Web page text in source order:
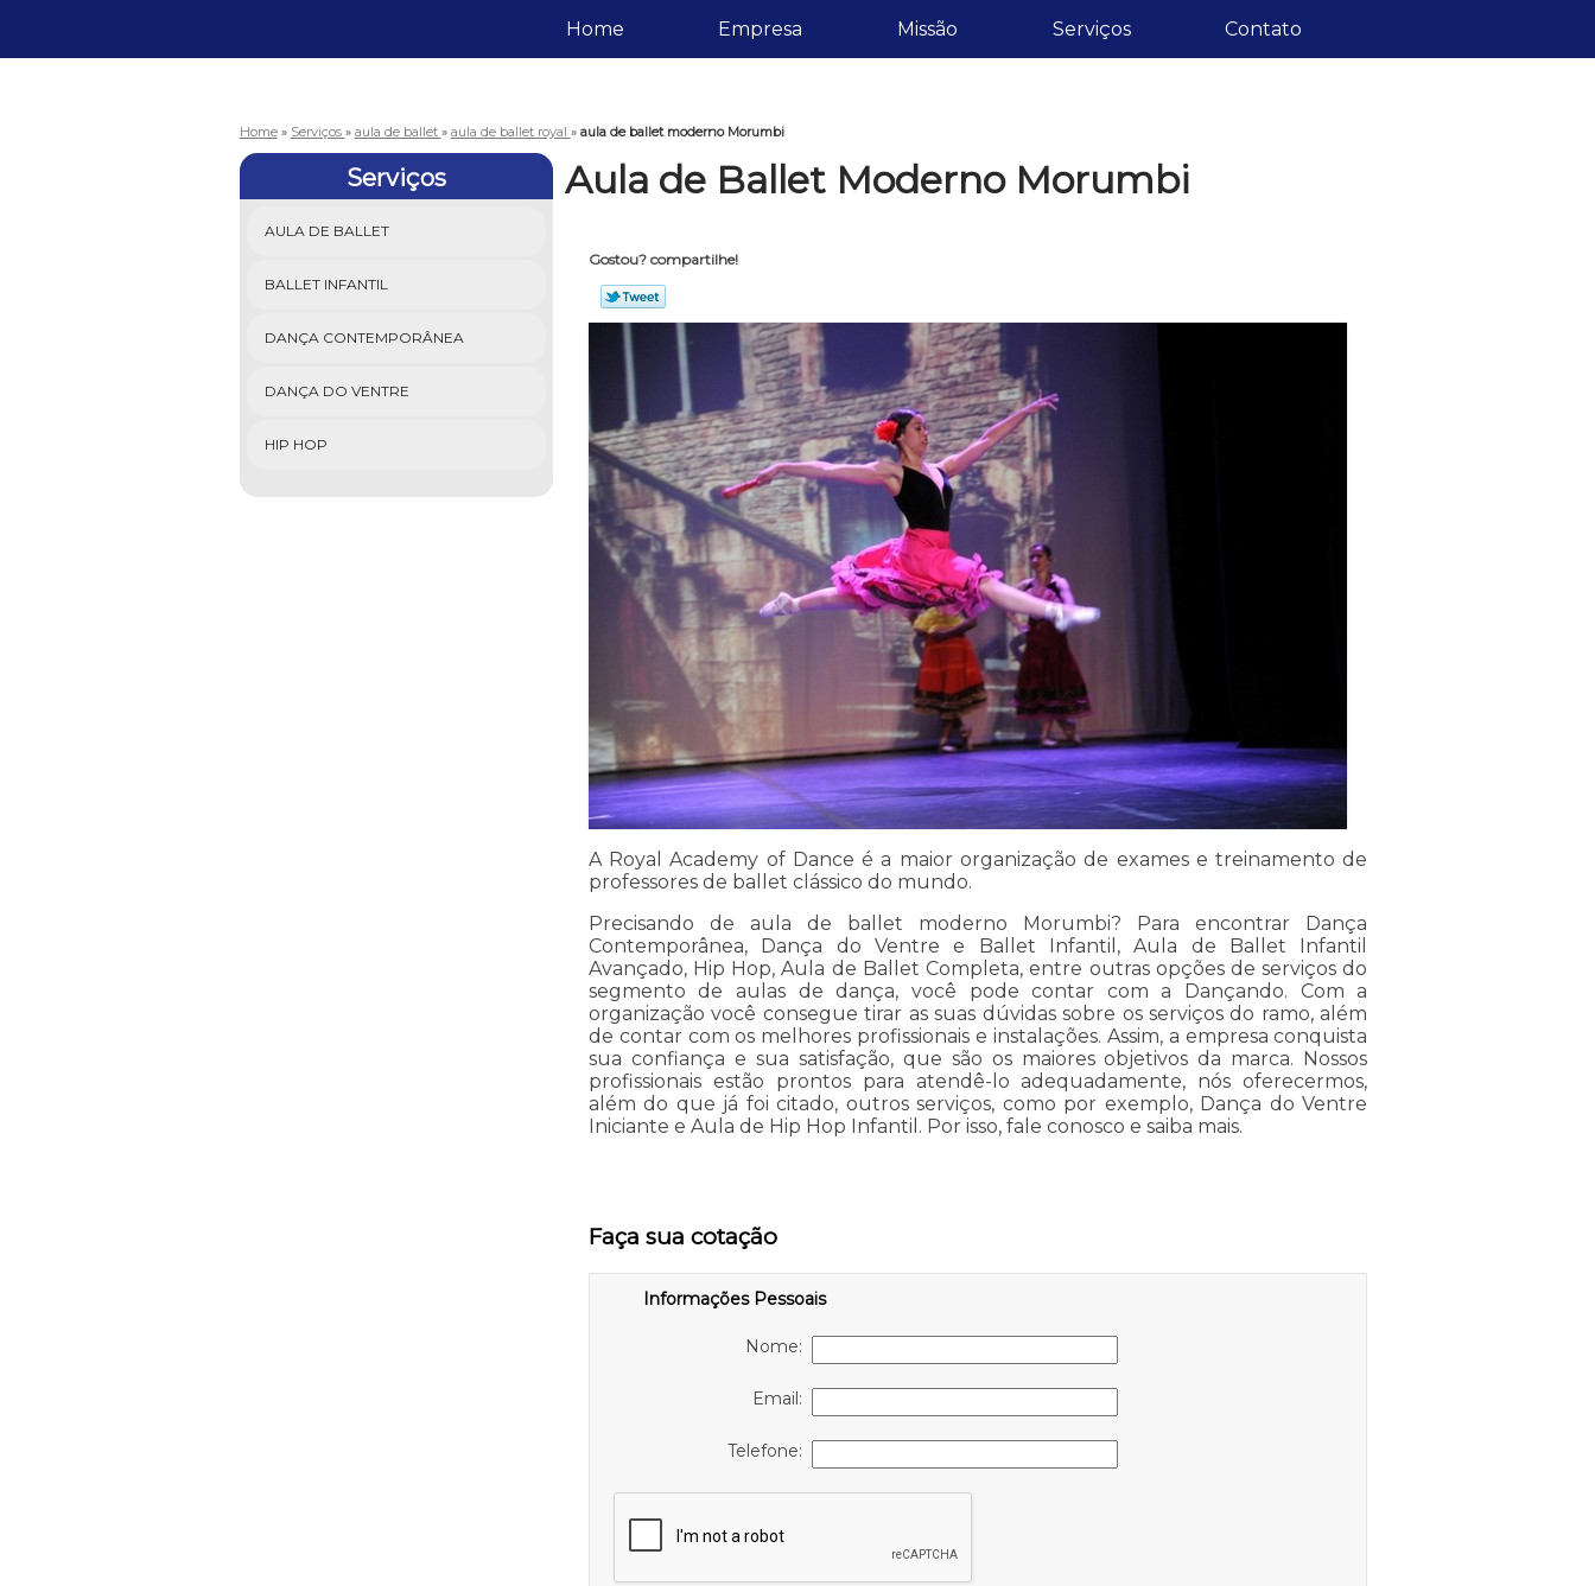
Home Empresa Missão Serviços Contato
Home » Serviços » aula de ballet » aula de ballet royal » aula de ballet moderno Morumbi
Serviços
AULA DE BALLET
BALLET INFANTIL
DANÇA CONTEMPORÂNEA
DANÇA DO VENTRE
HIP HOP
Aula de Ballet Moderno Morumbi
Gostou? compartilhe!
A Royal Academy of Dance é a maior organização de exames e treinamento de
professores de ballet clássico do mundo.
Precisando de aula de ballet moderno Morumbi? Para encontrar Dança
Contemporânea, Dança do Ventre e Ballet Infantil, Aula de Ballet Infantil
Avançado, Hip Hop, Aula de Ballet Completa, entre outras opções de serviços do
segmento de aulas de dança, você pode contar com a Dançando. Com a
organização você consegue tirar as suas dúvidas sobre os serviços do ramo, além
de contar com os melhores profissionais e instalações. Assim, a empresa conquista
sua confiança e sua satisfação, que são os maiores objetivos da marca. Nossos
profissionais estão prontos para atendê-lo adequadamente, nós oferecermos,
além do que já foi citado, outros serviços, como por exemplo, Dança do Ventre
Iniciante e Aula de Hip Hop Infantil. Por isso, fale conosco e saiba mais.
Faça sua cotação
Informações Pessoais
Nome:
Email:
Telefone: